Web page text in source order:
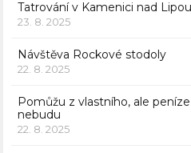
Tatrování v Kamenici nad Lipou
23. 8. 2025
Návštěva Rockové stodoly
22. 8. 2025
Pomůžu z vlastního, ale
nebudu
22. 8. 2025